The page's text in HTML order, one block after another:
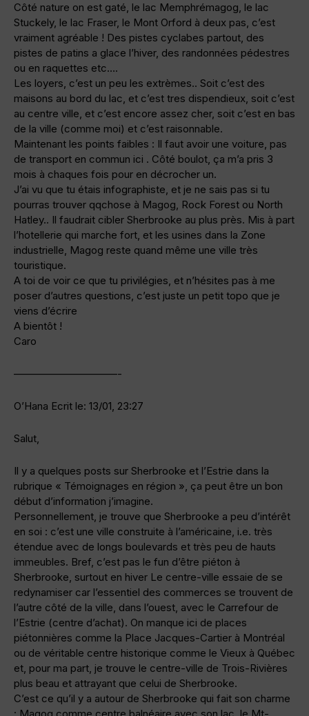
Côté nature on est gaté, le lac Memphrémagog, le lac
Stuckely, le lac Fraser, le Mont Orford à deux pas, c’est
vraiment agréable ! Des pistes cyclabes partout, des
pistes de patins a glace l’hiver, des randonnées pédestres
ou en raquettes etc….
Les loyers, c’est un peu les extrèmes.. Soit c’est des
maisons au bord du lac, et c’est tres dispendieux, soit c’est
au centre ville, et c’est encore assez cher, soit c’est en bas
de la ville (comme moi) et c’est raisonnable.
Maintenant les points faibles : Il faut avoir une voiture, pas
de transport en commun ici . Côté boulot, ça m’a pris 3
mois à chaques fois pour en décrocher un.
J’ai vu que tu étais infographiste, et je ne sais pas si tu
pourras trouver qqchose à Magog, Rock Forest ou North
Hatley.. Il faudrait cibler Sherbrooke au plus près. Mis à part
l’hotellerie qui marche fort, et les usines dans la Zone
industrielle, Magog reste quand même une ville très
touristique.
A toi de voir ce que tu privilégies, et n’hésites pas à me
poser d’autres questions, c’est juste un petit topo que je
viens d’écrire
A bientôt !
Caro
——————————-
O’Hana Ecrit le: 13/01, 23:27
Salut,
Il y a quelques posts sur Sherbrooke et l’Estrie dans la
rubrique « Témoignages en région », ça peut être un bon
début d’information j’imagine.
Personnellement, je trouve que Sherbrooke a peu d’intérêt
en soi : c’est une ville construite à l’américaine, i.e. très
étendue avec de longs boulevards et très peu de hauts
immeubles. Bref, c’est pas le fun d’être piéton à
Sherbrooke, surtout en hiver Le centre-ville essaie de se
redynamiser car l’essentiel des commerces se trouvent de
l’autre côté de la ville, dans l’ouest, avec le Carrefour de
l’Estrie (centre d’achat). On manque ici de places
piétonnières comme la Place Jacques-Cartier à Montréal
ou de véritable centre historique comme le Vieux à Québec
et, pour ma part, je trouve le centre-ville de Trois-Rivières
plus beau et attrayant que celui de Sherbrooke.
C’est ce qu’il y a autour de Sherbrooke qui fait son charme